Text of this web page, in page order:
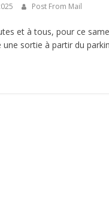
Post From Mail
et à tous, pour ce
sortie à partir du